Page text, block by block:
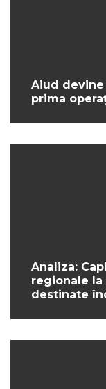
Aiud
prima
Analiza:
regionale
destinate